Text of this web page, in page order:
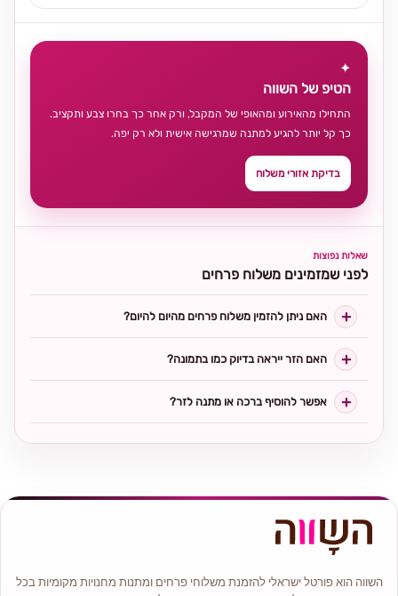
✦
הטיפ של השווה
התחילו מהאירוע ומהאופי של המקבל, ורק אחר כך בחרו צבע ותקציב.
כך קל יותר להגיע למתנה שמרגישה אישית ולא רק יפה.
בדיקת אזורי משלוח
שאלות נפוצות
לפני שמזמינים משלוח פרחים
האם ניתן להזמין משלוח פרחים מהיום להיום?
האם הזר ייראה בדיוק כמו בתמונה?
אפשר להוסיף ברכה או מתנה לזר?
השווה הוא פורטל ישראלי להזמנת משלוחי פרחים ומתנות מחנויות מקומיות בכל